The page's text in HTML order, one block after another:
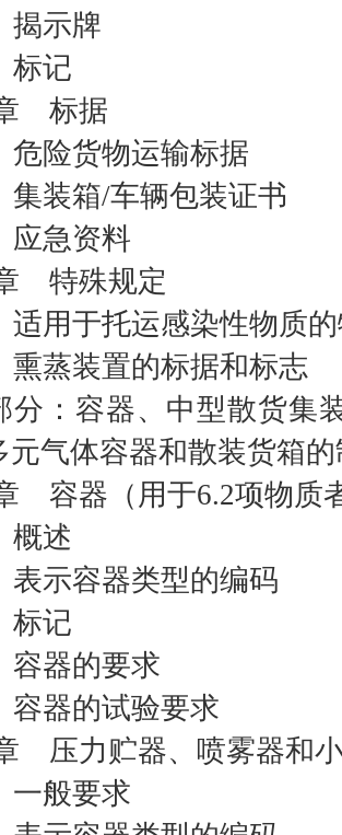
示牌
记
标据
险货物运输标据
装箱/车辆包装证书
急资料
特殊规定
用于托运感染性物质
蒸装置的标据和标志
分：容器、中型散货集
元气体容器和散装货箱
容器（用于6.2项物质
述
示容器类型的编码
记
器的要求
器的试验要求
压力贮器、喷雾器和
般要求